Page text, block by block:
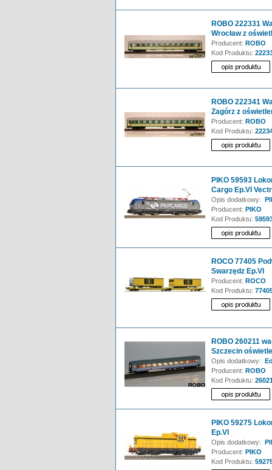
ROBO 222331
Wrocław z
Producent: ROBO
Kod Produktu:
ROBO 222341
Zagórz z
Producent: ROBO
Kod Produktu:
PIKO 59593
Cargo Ep.VI
Opis dodatkowy:
Producent: PIKO
Kod Produktu:
ROCO 77405
Swarzędz Ep.VI
Producent: ROCO
Kod Produktu:
ROBO 260211
Szczecin
Opis dodatkowy:
Producent: ROBO
Kod Produktu:
PIKO 59275
Ep.VI
Opis dodatkowy:
Producent: PIKO
Kod Produktu: